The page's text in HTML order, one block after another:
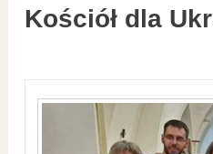
Kościół dla